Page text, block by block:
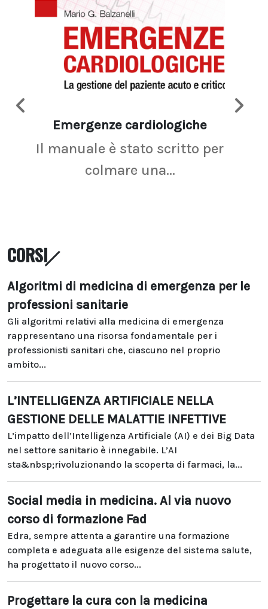
Emergenze cardiologiche
Il manuale è stato scritto per
colmare una...
CORSI
Algoritmi di medicina di emergenza per le
professioni sanitarie
Gli algoritmi relativi alla medicina di emergenza
rappresentano una risorsa fondamentale per i
professionisti sanitari che, ciascuno nel proprio
ambito...
L’INTELLIGENZA ARTIFICIALE NELLA
GESTIONE DELLE MALATTIE INFETTIVE
L’impatto dell’Intelligenza Artificiale (AI) e dei Big Data
nel settore sanitario è innegabile. L’AI
sta&nbsp;rivoluzionando la scoperta di farmaci, la...
Social media in medicina. Al via nuovo
corso di formazione Fad
Edra, sempre attenta a garantire una formazione
completa e adeguata alle esigenze del sistema salute,
ha progettato il nuovo corso...
Progettare la cura con la medicina